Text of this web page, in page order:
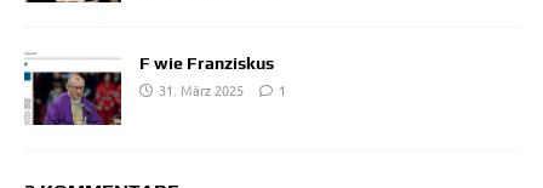
F wie Franziskus
31. März 2025
1